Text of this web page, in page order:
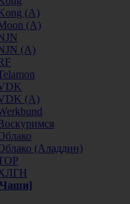
(A)
(А)
(А)
(А)
(Аладдин)
ХЛГН